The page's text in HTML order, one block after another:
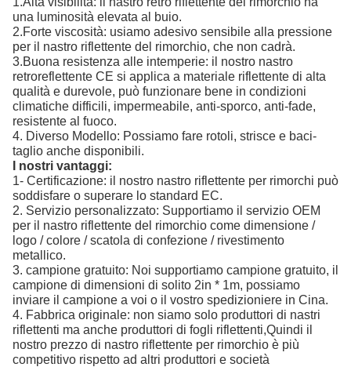
una luminosità elevata al buio.
2.Forte viscosità: usiamo adesivo sensibile alla pressione
per il nastro riflettente del rimorchio, che non cadrà.
3.Buona resistenza alle intemperie: il nostro nastro
retroreflettente CE si applica a materiale riflettente di alta
qualità e durevole, può funzionare bene in condizioni
climatiche difficili, impermeabile, anti-sporco, anti-fade,
resistente al fuoco.
4. Diverso Modello: Possiamo fare rotoli, strisce e baci-
taglio anche disponibili.
I nostri vantaggi:
1- Certificazione: il nostro nastro riflettente per rimorchi può
soddisfare o superare lo standard EC.
2. Servizio personalizzato: Supportiamo il servizio OEM
per il nastro riflettente del rimorchio come dimensione /
logo / colore / scatola di confezione / rivestimento
metallico.
3. campione gratuito: Noi supportiamo campione gratuito, il
campione di dimensioni di solito 2in * 1m, possiamo
inviare il campione a voi o il vostro spedizioniere in Cina.
4. Fabbrica originale: non siamo solo produttori di nastri
riflettenti ma anche produttori di fogli riflettenti,Quindi il
nostro prezzo di nastro riflettente per rimorchio è più
competitivo rispetto ad altri produttori e società